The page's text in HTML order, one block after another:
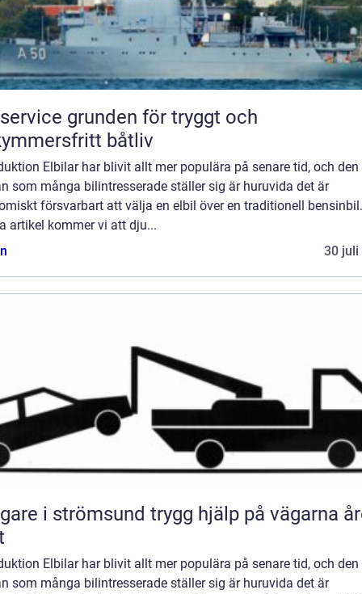
för tryggt och
båtliv
Elbilar har blivit allt mer populära på senare tid, och
som många bilintresserade ställer sig är huruvida det är
försvarbart att välja en elbil över en traditionell
artikel kommer vi att dju...
30 juli
strömsund trygg hjälp på vägarna året
Elbilar har blivit allt mer populära på senare tid, och
som många bilintresserade ställer sig är huruvida det är